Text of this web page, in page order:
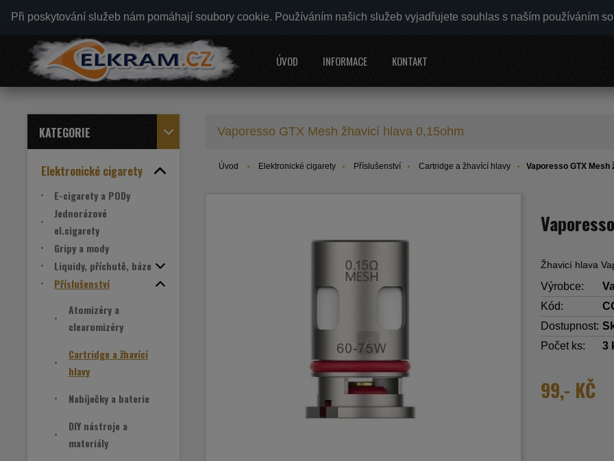
Při poskytování služeb nám pomáhají soubory cookie. Používáním našich služeb vyjadřujete souhlas s naším používáním
ÚVOD INFORMACE KONTAKT
KATEGORIE
Elektronické cigarety
E-cigarety a PODy
Jednorázové
el.cigarety
Gripy a mody
Liquidy, příchutě, báze
Příslušenství
Atomizéry a
clearomizéry
Cartridge a žhavící
hlavy
Nabíječky a baterie
DIY nástroje a
materiály
Vaporesso GTX Mesh žhavicí hlava 0,15ohm
Úvod Elektronické cigarety Příslušenství Cartridge a žhavící hlavy Vaporesso GTX
Žhavicí hlava
Výrobce:
Kód:
Dostupnost:
Počet ks:
3
99,- KČ